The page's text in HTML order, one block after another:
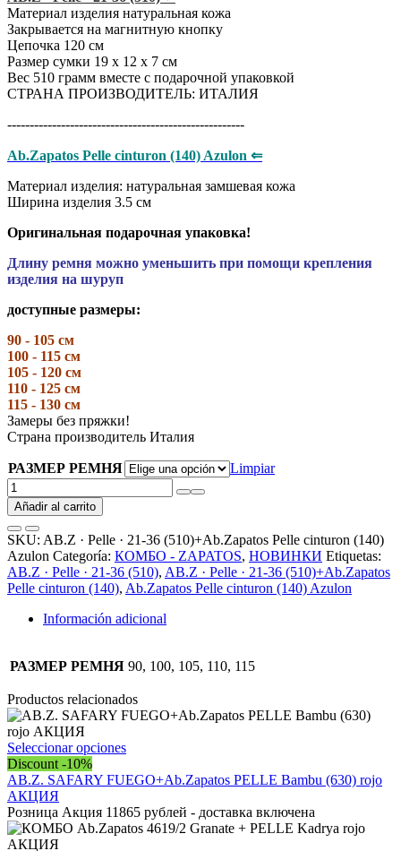
Материал изделия натуральная кожа
Закрывается на магнитную кнопку
Цепочка 120 см
Размер сумки 19 х 12 х 7 см
Вес 510 грамм вместе с подарочной упаковкой
СТРАНА ПРОИЗВОДИТЕЛЬ: ИТАЛИЯ
-----------------------------------------------------
Ab.Zapatos Pelle cinturon (140) Azulon ⇐
Материал изделия: натуральная замшевая кожа
Ширина изделия 3.5 см
Оригинальная подарочная упаковка!
Длину ремня можно уменьшить при помощи крепления
изделия на шуруп
доступные размеры:
90 - 105 см
100 - 115 см
105 - 120 см
110 - 125 см
115 - 130 см
Замеры без пряжки!
Страна производитель Италия
РАЗМЕР РЕМНЯ
Limpiar
AB.Z
·
Pelle
·
21-
36
(510)+Ab.Zapatos
Pelle
cinturon
cantidad
Añadir al carrito
SKU: AB.Z · Pelle · 21-36 (510)+Ab.Zapatos Pelle cinturon (140)
Azulon Categoría: КОМБО - ZAPATOS, НОВИНКИ Etiquetas:
AB.Z · Pelle · 21-36 (510), AB.Z · Pelle · 21-36 (510)+Ab.Zapatos
Pelle cinturon (140), Ab.Zapatos Pelle cinturon (140) Azulon
Información adicional
РАЗМЕР РЕМНЯ 90, 100, 105, 110, 115
Productos relacionados
Seleccionar opcionesEste
tiene
variantes.
Las
Discount -10%
AB.Z. SAFARY FUEGO+Ab.Zapatos PELLE Bambu (630) rojo
АКЦИЯ
Розница Акция 11865 рублей - доставка включена